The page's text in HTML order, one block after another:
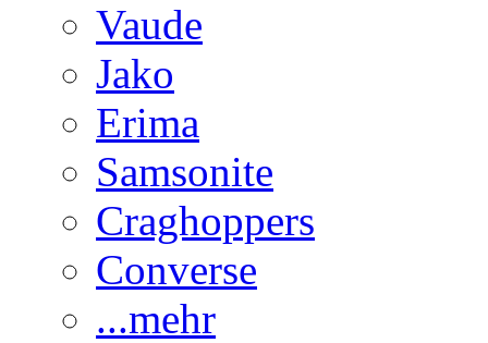
Vaude
Jako
Erima
Samsonite
Craghoppers
Converse
...mehr